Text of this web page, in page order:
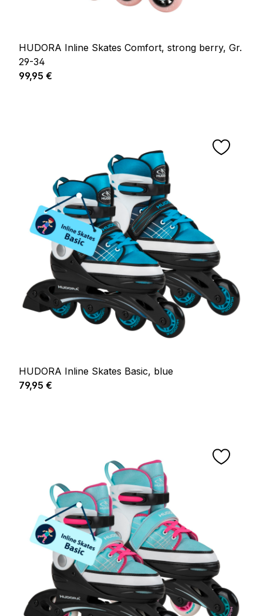
HUDORA Inline Skates Comfort, strong berry, Gr.
29-34
Regulärer Preis:
99,95 €
HUDORA Inline Skates Basic, blue
Regulärer Preis:
79,95 €